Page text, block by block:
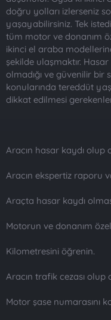
doğru yolları izlerseniz
yaşayabilirsiniz. Tek
tüm motor ve donanım
ikinci el araba
şekilde ulaşmaktır.
olmadığı ve güvenilir bir
konularında tereddüt
dikkat edilmesi
Aracın hasar kaydı olup
Aracın ekspertiz raporu
Araçta hasar kaydı
Motorun ve donanım
Kilometresini öğrenin.
Aracın trafik cezası olup
Motor şase numarasını